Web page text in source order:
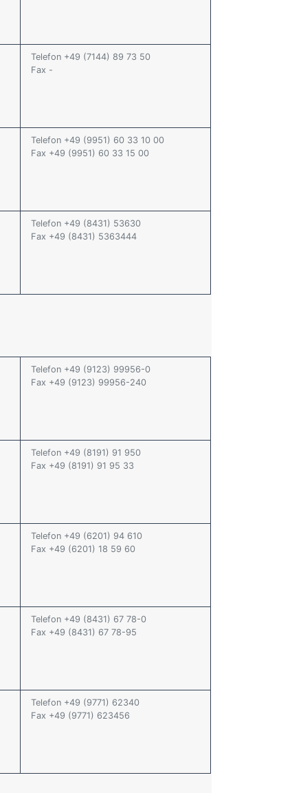
Telefon +49 (7144) 89 73 50
Fax -
Telefon +49 (9951) 60 33 10 00
Fax +49 (9951) 60 33 15 00
Telefon +49 (8431) 53630
Fax +49 (8431) 5363444
Telefon +49 (9123) 99956-0
Fax +49 (9123) 99956-240
Telefon +49 (8191) 91 950
Fax +49 (8191) 91 95 33
Telefon +49 (6201) 94 610
Fax +49 (6201) 18 59 60
Telefon +49 (8431) 67 78-0
Fax +49 (8431) 67 78-95
Telefon +49 (9771) 62340
Fax +49 (9771) 623456